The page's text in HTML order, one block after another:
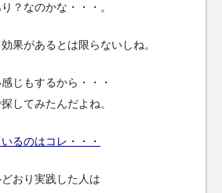
？なのかな・・・。
果があるとは限らないしね。
じもするから・・・
してみたんだよね。
るのはコレ・・・
おり実践した人は